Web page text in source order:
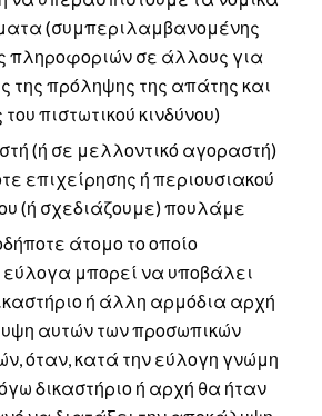
(συμπεριλαμβανομένης
πληροφοριών σε άλλους για
της πρόληψης της απάτης και
πιστωτικού κινδύνου)
(ή σε μελλοντικό αγοραστή)
επιχείρησης ή περιουσιακού
(ή σχεδιάζουμε) πουλάμε
άτομο το οποίο
εύλογα μπορεί να υποβάλει
ή άλλη αρμόδια αρχή
αυτών των προσωπικών
όταν, κατά την εύλογη γνώμη
δικαστήριο ή αρχή θα ήταν